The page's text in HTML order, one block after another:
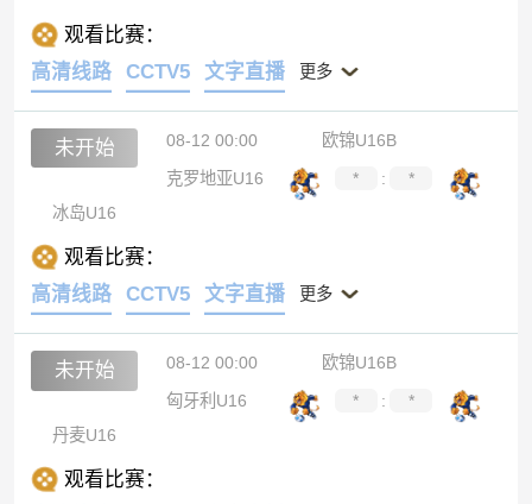
观看比赛：
高清线路
CCTV5 文字直播 更多
未开始 08-12 00:00
欧锦U16B
克罗地亚U16
* :
*
冰岛U16
观看比赛：
高清线路
CCTV5 文字直播 更多
未开始 08-12 00:00
欧锦U16B
匈牙利U16
* :
*
丹麦U16
观看比赛：